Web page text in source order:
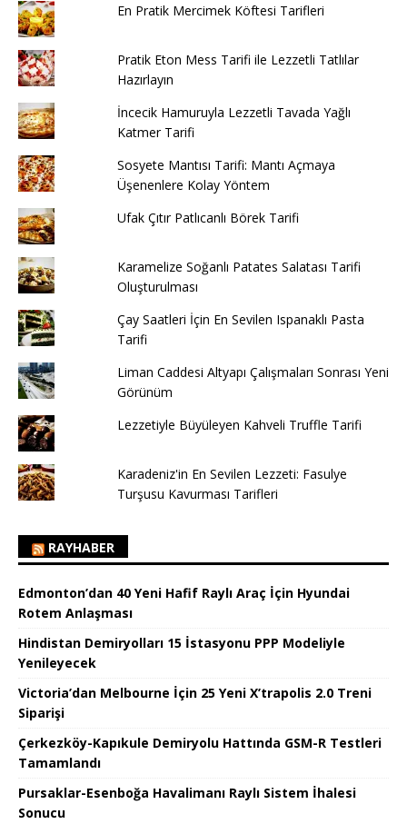
En Pratik Mercimek Köftesi Tarifleri
Pratik Eton Mess Tarifi ile Lezzetli Tatlılar
Hazırlayın
İncecik Hamuruyla Lezzetli Tavada Yağlı
Katmer Tarifi
Sosyete Mantısı Tarifi: Mantı Açmaya
Üşenenlere Kolay Yöntem
Ufak Çıtır Patlıcanlı Börek Tarifi
Karamelize Soğanlı Patates Salatası Tarifi
Oluşturulması
Çay Saatleri İçin En Sevilen Ispanaklı Pasta
Tarifi
Liman Caddesi Altyapı Çalışmaları Sonrası Yeni
Görünüm
Lezzetiyle Büyüleyen Kahveli Truffle Tarifi
Karadeniz'in En Sevilen Lezzeti: Fasulye
Turşusu Kavurması Tarifleri
RAYHABER
Edmonton’dan 40 Yeni Hafif Raylı Araç İçin Hyundai
Rotem Anlaşması
Hindistan Demiryolları 15 İstasyonu PPP Modeliyle
Yenileyecek
Victoria’dan Melbourne İçin 25 Yeni X’trapolis 2.0 Treni
Siparişi
Çerkezköy-Kapıkule Demiryolu Hattında GSM-R Testleri
Tamamlandı
Pursaklar-Esenboğa Havalimanı Raylı Sistem İhalesi
Sonucu